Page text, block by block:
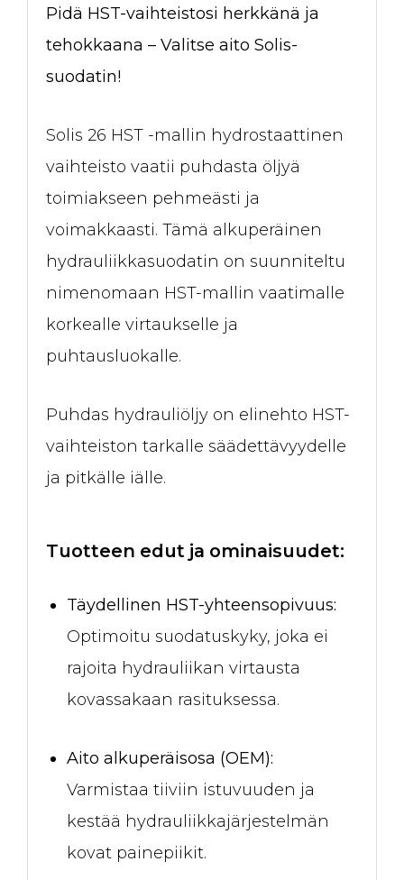
Pidä HST-vaihteistosi herkkänä ja
tehokkaana – Valitse aito Solis-
suodatin!
Solis 26 HST -mallin hydrostaattinen
vaihteisto vaatii puhdasta öljyä
toimiakseen pehmeästi ja
voimakkaasti. Tämä alkuperäinen
hydrauliikkasuodatin on suunniteltu
nimenomaan HST-mallin vaatimalle
korkealle virtaukselle ja
puhtausluokalle.
Puhdas hydrauliöljy on elinehto HST-
vaihteiston tarkalle säädettävyydelle
ja pitkälle iälle.
Tuotteen edut ja ominaisuudet:
Täydellinen HST-yhteensopivuus:
Optimoitu suodatuskyky, joka ei
rajoita hydrauliikan virtausta
kovassakaan rasituksessa.
Aito alkuperäisosa (OEM):
Varmistaa tiiviin istuvuuden ja
kestää hydrauliikkajärjestelmän
kovat painepiikit.